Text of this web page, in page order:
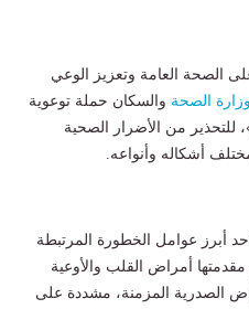
الصحة العامة وتعزيز الوعي
وزارة الصحة والسكان حملة توعوية
من الأضرار الصحية
أشكاله وأنواعه.
أبرز عوامل الخطورة المرتبطة
أمراض القلب والأوعية
الصدرية المزمنة، مشددة على